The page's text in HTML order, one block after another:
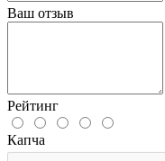
Ваш отзыв
Рейтинг
Капча